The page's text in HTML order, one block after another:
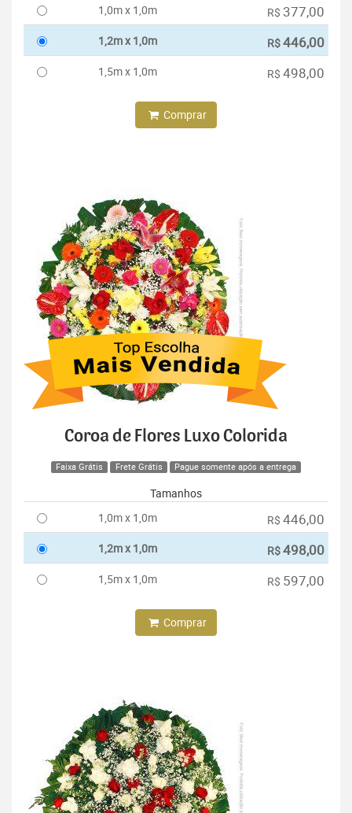
1,0m x 1,0m
R$ 377,00
1,2m x 1,0m R$446,00
1,5m x 1,0m R$ 498,00
Comprar
Coroa de Flores Luxo Colorida
Faixa Grátis Frete Grátis Pague somente após a entrega
Tamanhos
1,0m x 1,0m
R$ 446,00
1,2m x 1,0m R$498,00
1,5m x 1,0m R$ 597,00
Comprar